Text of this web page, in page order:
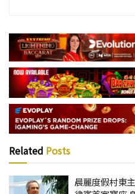
Related Posts
晨麗度假村東